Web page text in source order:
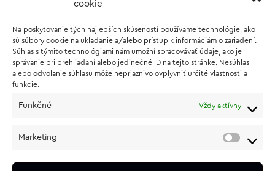
cookie
Na poskytovanie tých najlepších skúseností používame technológie, ako
sú súbory cookie na ukladanie a/alebo prístup k informáciám o zariadení.
Súhlas s týmito technológiami nám umožní spracovávať údaje, ako je
správanie pri prehliadaní alebo jedinečné ID na tejto stránke. Nesúhlas
alebo odvolanie súhlasu môže nepriaznivo ovplyvniť určité vlastnosti a
funkcie.
Funkčné Vždy aktívny
Marketing
Vernostný program
O NÁKUPE
Vrátenie a reklamácia tovaru